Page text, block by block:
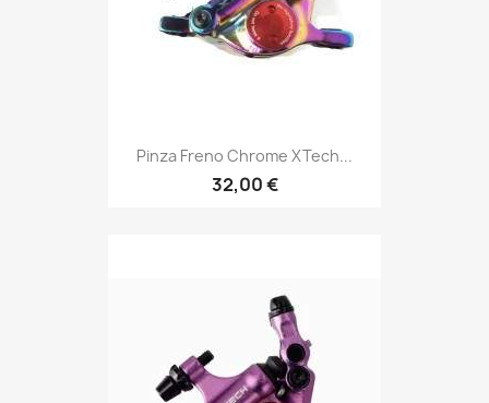
Pinza Freno Chrome XTech...
32,00 €